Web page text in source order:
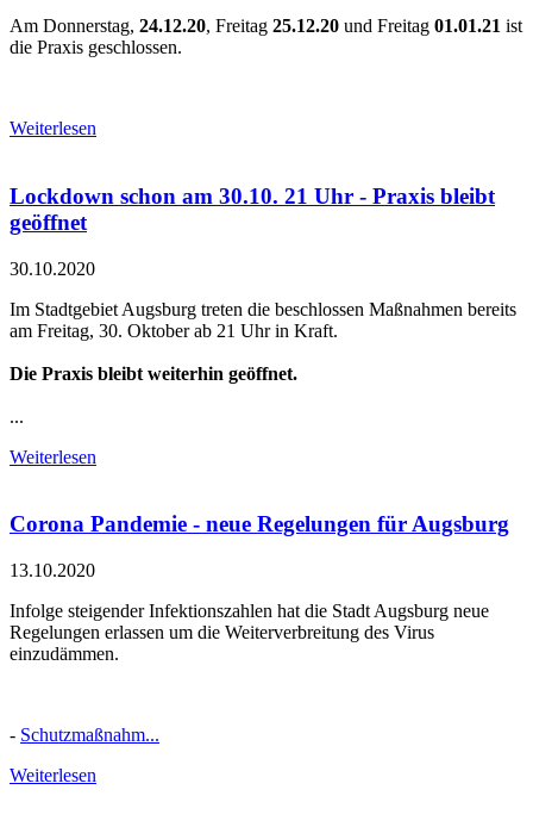
Am Donnerstag, 24.12.20, Freitag 25.12.20 und Freitag 01.01.21 ist
die Praxis geschlossen.
Weiterlesen
Lockdown schon am 30.10. 21 Uhr - Praxis bleibt
geöffnet
30.10.2020
Im Stadtgebiet Augsburg treten die beschlossen Maßnahmen bereits
am Freitag, 30. Oktober ab 21 Uhr in Kraft.
Die Praxis bleibt weiterhin geöffnet.
...
Weiterlesen
Corona Pandemie - neue Regelungen für Augsburg
13.10.2020
Infolge steigender Infektionszahlen hat die Stadt Augsburg neue
Regelungen erlassen um die Weiterverbreitung des Virus
einzudämmen.
- Schutzmaßnahm...
Weiterlesen